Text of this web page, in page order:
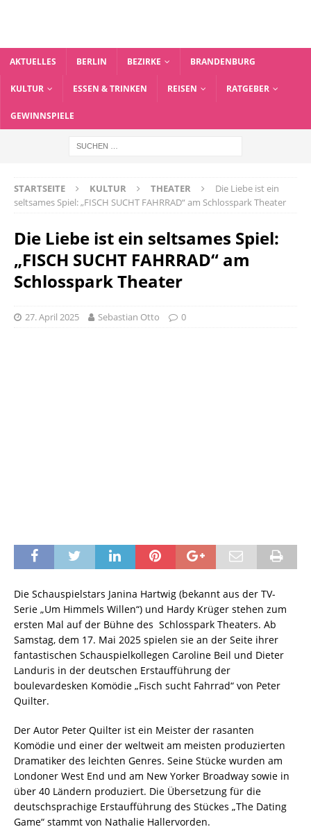
AKTUELLES BERLIN BEZIRKE BRANDENBURG
KULTUR ESSEN & TRINKEN REISEN RATGEBER
GEWINNSPIELE
STARTSEITE KULTUR THEATER
Die Liebe ist ein
seltsames Spiel: „FISCH SUCHT FAHRRAD“ am Schlosspark Theater
Die Liebe ist ein seltsames Spiel:
„FISCH SUCHT FAHRRAD“ am
Schlosspark Theater
27. April 2025 Sebastian Otto 0
Die Schauspielstars Janina Hartwig (bekannt aus der TV-
Serie „Um Himmels Willen“) und Hardy Krüger stehen zum
ersten Mal auf der Bühne des Schlosspark Theaters. Ab
Samstag, dem 17. Mai 2025 spielen sie an der Seite ihrer
fantastischen Schauspielkollegen Caroline Beil und Dieter
Landuris in der deutschen Erstaufführung der
boulevardesken Komödie „Fisch sucht Fahrrad“ von Peter
Quilter.
Der Autor Peter Quilter ist ein Meister der rasanten
Komödie und einer der weltweit am meisten produzierten
Dramatiker des leichten Genres. Seine Stücke wurden am
Londoner West End und am New Yorker Broadway sowie in
über 40 Ländern produziert. Die Übersetzung für die
deutschsprachige Erstaufführung des Stückes „The Dating
Game“ stammt von Nathalie Hallervorden.